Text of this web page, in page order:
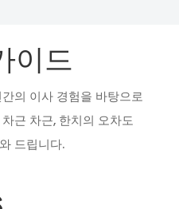
이드
의 이사 경험을 바탕으로
근 차근, 한치의 오차도
드립니다.